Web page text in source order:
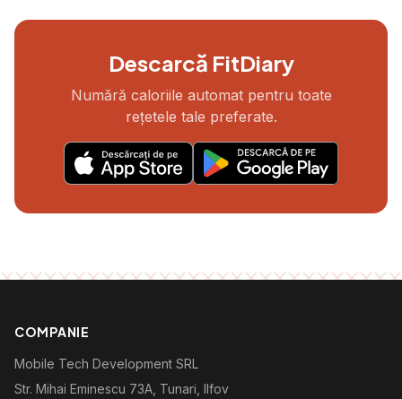
Descarcă FitDiary
Numără caloriile automat pentru toate
rețetele tale preferate.
COMPANIE
Mobile Tech Development SRL
Str. Mihai Eminescu 73A, Tunari, Ilfov